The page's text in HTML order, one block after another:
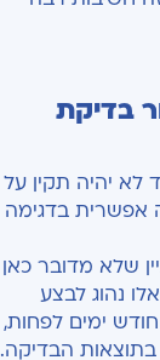
בדיקת
יהיה תקין על
אפשרית בדגימה
שלא מדובר כאן
נהוג לבצע
ימים לפחות,
בתוצאות הבדיקה.